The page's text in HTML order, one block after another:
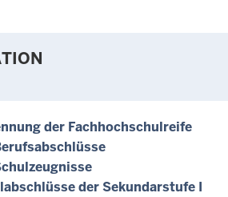
der Fachhochschulreife
der Sekundarstufe I